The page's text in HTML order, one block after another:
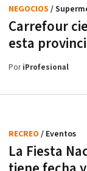
Carrefour
esta
NEGOCIOS /
PoriProfesional
La Fiesta
RECREO / Eventos